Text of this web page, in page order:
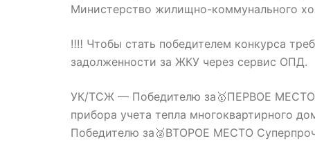
Министерство жилищно-коммунального
‼️‼️ Чтобы стать победителем конкурса
задолженности за ЖКУ через сервис ОПД.
УК/ТСЖ — Победителю за🥇ПЕРВОЕ МЕСТО
прибора учета тепла многоквартирного
Победителю за🥈ВТОРОЕ МЕСТО